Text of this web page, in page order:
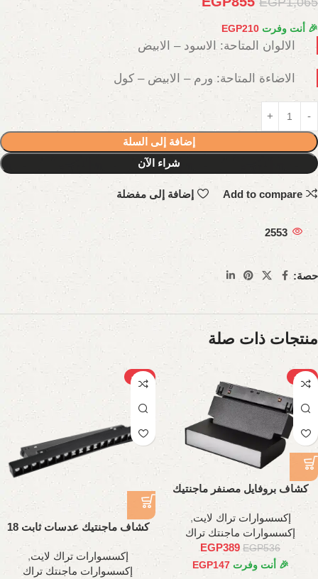
🎉 أنت وفرت EGP210
الالوان المتاحة: الاسود – الابيض
الاضاءة المتاحة: ورم – الابيض – كول
إضافة إلى السلة
شراء الآن
Add to compare إضافة إلى مفضلة
2553
حصة:
منتجات ذات صلة
-27%
كشاف بروفايل مصنفر ماجنتيك
متحرك 6وات، 11 سم
إكسسوارات تراك لايت,
إكسسوارات ماجنتك تراك
EGP536
EGP389
🎉 أنت وفرت EGP147
-22%
كشاف ماجنتيك عدسات ثابت 18
وات، 35 سم
إكسسوارات تراك لايت,
إكسسوارات ماجنتك تراك